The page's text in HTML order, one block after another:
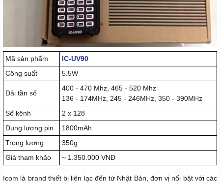
Mã sản phẩm
IC-UV90
Công suất
5.5W
Dải tần số
400 - 470 Mhz, 465 - 520 Mhz
136 - 174MHz, 245 - 246MHz, 350 - 390MHz
Số kênh
2 x 128
Dung lượng pin
1800mAh
Trọng lượng
350g
Giá tham khảo
~ 1.350.000 VNĐ
Icom là brand thiết bị liên lạc đến từ Nhật Bản, đơn vị nổi bật với các